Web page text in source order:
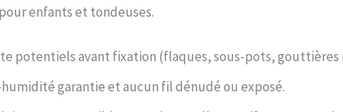
enfants et tondeuses.
potentiels avant fixation (flaques, sous-pots, gouttières
garantie et aucun fil dénudé ou exposé.